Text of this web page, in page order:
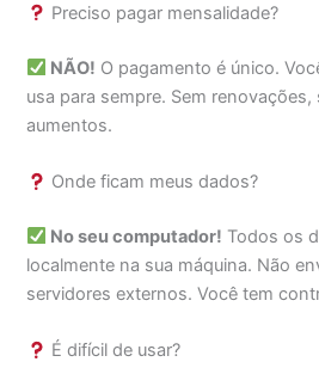
Preciso pagar mensalidade?
NÃO! O pagamento é único.
usa para sempre. Sem
aumentos.
Onde ficam meus dados?
No seu computador! Todos os
localmente na sua máquina. Não
servidores externos. Você tem
É difícil de usar?